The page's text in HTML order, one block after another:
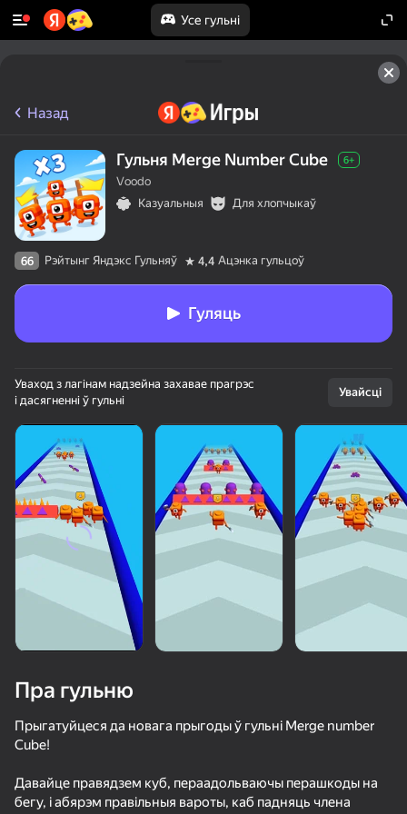
Усе гульні
50+ лепшых гульняў, у якія гуляюць
нават тыя, хто «не гуляе»
Назад
Гульня Merge Number Cube 6+
Voodo
Казуальныя
Для хлопчыкаў
66 Рэйтынг Яндэкс Гульняў 4,4 Ацэнка гульцоў
Гуляць
Уваход з лагінам надзейна захавае прагрэс
і дасягненні ў гульні
Увайсці
Пра гульню
Прыгатуйцеся да новага прыгоды ў гульні Merge number
Cube!
Давайце правядзем куб, пераадольваючы перашкоды на
бегу, і абярэм правільныя вароты, каб падняць члена